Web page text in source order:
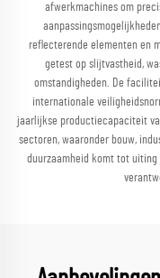
afwerkmachines om
reflecterende elementen en
getest op slijtvastheid,
omstandigheden. De
internationale
jaarlijkse productiecapaciteit
sectoren, waaronder bouw,
duurzaamheid komt tot